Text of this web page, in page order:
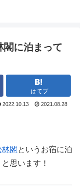
閣に泊まって
はてブ
2022.10.13 2021.08.28
林閣 というお宿に泊
思います！